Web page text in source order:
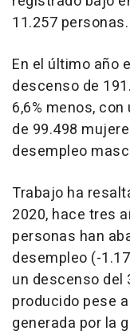
11.257 personas.
En el último año
descenso de
6,6% menos,
de 99.498
desempleo
Trabajo ha
2020, hace tres
personas han
desempleo (-
un descenso del
producido pese
generada por la